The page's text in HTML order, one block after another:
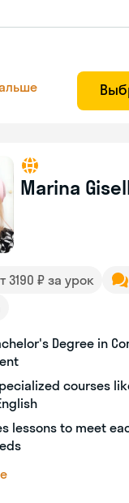
Marina
3190 ₽ за урок
Degree in
courses
lessons to meet